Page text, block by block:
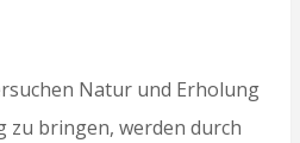
Natur und Erholung
zu bringen, werden durch